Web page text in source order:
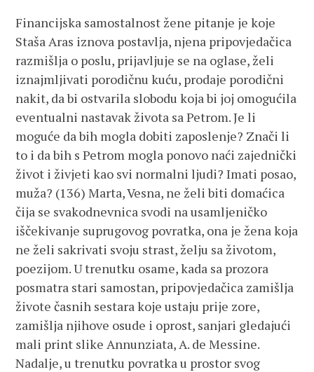
Financijska samostalnost žene pitanje je koje
Staša Aras iznova postavlja, njena pripovjedačica
razmišlja o poslu, prijavljuje se na oglase, želi
iznajmljivati porodičnu kuću, prodaje porodični
nakit, da bi ostvarila slobodu koja bi joj omogućila
eventualni nastavak života sa Petrom. Je li
moguće da bih mogla dobiti zaposlenje? Znači li
to i da bih s Petrom mogla ponovo naći zajednički
život i živjeti kao svi normalni ljudi? Imati posao,
muža? (136) Marta, Vesna, ne želi biti domaćica
čija se svakodnevnica svodi na usamljeničko
iščekivanje suprugovog povratka, ona je žena koja
ne želi sakrivati svoju strast, želju sa životom,
poezijom. U trenutku osame, kada sa prozora
posmatra stari samostan, pripovjedačica zamišlja
živote časnih sestara koje ustaju prije zore,
zamišlja njihove osude i oprost, sanjari gledajući
mali print slike Annunziata, A. de Messine.
Nadalje, u trenutku povratka u prostor svog